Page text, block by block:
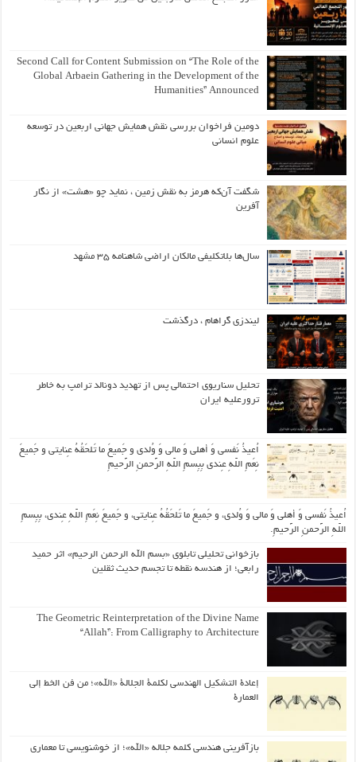
Second Call for Content Submission on “The Role of the
Global Arbaein Gathering in the Development of the
Humanities” Announced
دومین فراخوان بررسی نقش همایش جهانی اربعین در توسعه
علوم انسانی
شگفت آن‌که هرمز به نقش زمین ، نماید چو «هشت» از نگار
آفرین
سال‌ها بلاتکلیفی مالکان اراضی شاهنامه ۳۵ مشهد
لیندزی گراهام ، درگذشت
تحلیل سناریوی احتمالی پس از تهدید دونالد ترامپ به خاطر
ترورعلیه ایران
اُعیذُ نَفسی وَ أهلی وَ مالی وَ وُلدی و جَمیعَ ما تَلحَقُهُ عِنایتی و جَمیعَ
نِعَمِ اللّهِ عِندی بِبِسمِ اللّهِ الرَّحمنِ الرَّحیمِ
اُعیذُ نَفسی وَ أهلی وَ مالی وَ وُلدی، و جَمیعَ ما تَلحَقُهُ عِنایتی، و جَمیعَ نِعَمِ اللّهِ عِندی، بِبِسمِ
اللّهِ الرَّحمنِ الرَّحیمِ.
بازخوانی تحلیلی تابلوی «بسم الله الرحمن الرحیم» اثر حمید
رابعی؛ از هندسه نقطه تا تجسم حدیث ثقلین
The Geometric Reinterpretation of the Divine Name
“Allah”: From Calligraphy to Architecture
إعادة التشكيل الهندسي لكلمة الجلالة «الله»؛ من فن الخط إلى
العمارة
بازآفرینی هندسی کلمه جلاله «الله»؛ از خوشنویسی تا معماری